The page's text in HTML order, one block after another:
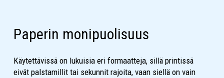
Paperin monipuolisuus
Käytettävissä on lukuisia eri formaatteja, sillä printissä
eivät palstamillit tai sekunnit rajoita, vaan siellä on vain